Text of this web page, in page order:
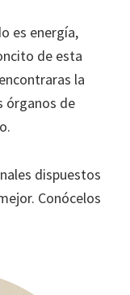
es energía,
de esta
la
órganos de
dispuestos
Conócelos